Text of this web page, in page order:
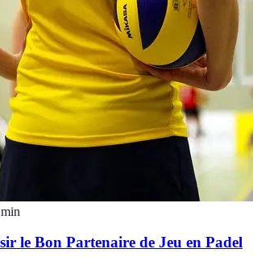
min
le Bon Partenaire de Jeu en Padel